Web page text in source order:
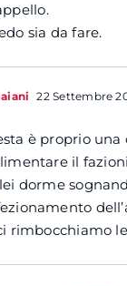
sia da fare.
22 Settembre
è proprio una
il
dorme
rimbocchiamo